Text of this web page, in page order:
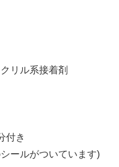
リル系接着剤
付き
ールがついています)